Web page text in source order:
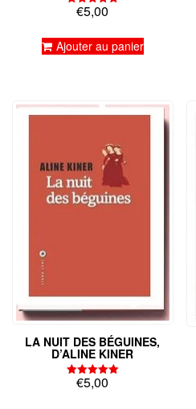
Note
5.00
€5,00
Ajouter au panier
LA NUIT DES BÉGUINES,
D’ALINE KINER
Note
5.00
€5,00